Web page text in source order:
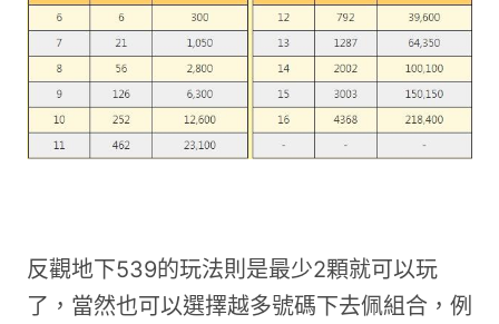
反觀地下539的玩法則是最少2顆就可以玩
了，當然也可以選擇越多號碼下去佩組合，例